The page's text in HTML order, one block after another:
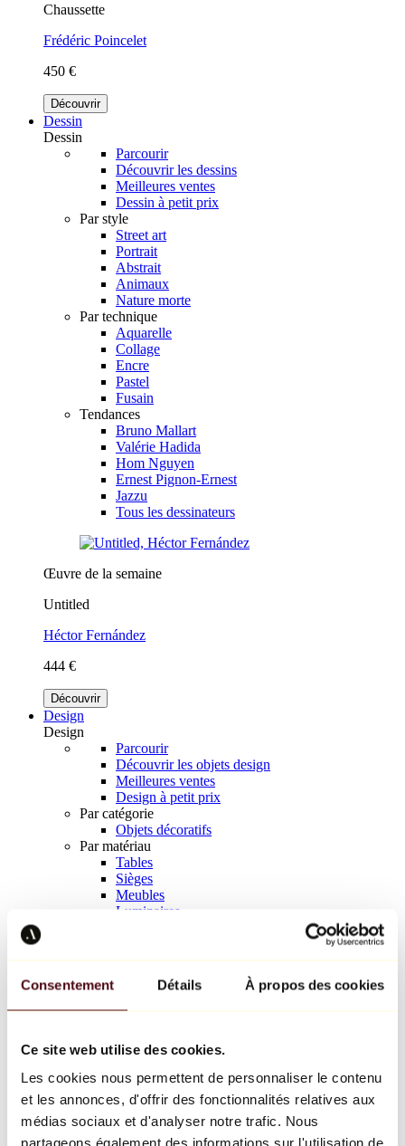
Consentement Détails À propos des cookies
Ce site web utilise des cookies.
Les cookies nous permettent de personnaliser le contenu
et les annonces, d'offrir des fonctionnalités relatives aux
médias sociaux et d'analyser notre trafic. Nous
partageons également des informations sur l'utilisation de
Chaussette
Frédéric Poincelet
450 €
Découvrir
Dessin
Dessin
Parcourir
Découvrir les dessins
Meilleures ventes
Dessin à petit prix
Par style
Street art
Portrait
Abstrait
Animaux
Nature morte
Par technique
Aquarelle
Collage
Encre
Pastel
Fusain
Tendances
Bruno Mallart
Valérie Hadida
Hom Nguyen
Ernest Pignon-Ernest
Jazzu
Tous les dessinateurs
Œuvre de la semaine
Untitled
Héctor Fernández
444 €
Découvrir
Design
Design
Parcourir
Découvrir les objets design
Meilleures ventes
Design à petit prix
Par catégorie
Objets décoratifs
Par matériau
Tables
Sièges
Meubles
Luminaires
Richard Orlinski
Keith Haring
Jeff Koons
Jean-Michel Basquiat
Tous les designers
Œuvre de la semaine